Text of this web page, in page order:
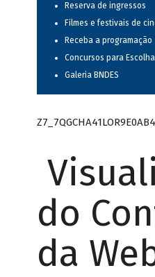
Reserva de ingressos
Filmes e festivais de
Receba a programação
Concursos para
Galeria BNDES
do
da